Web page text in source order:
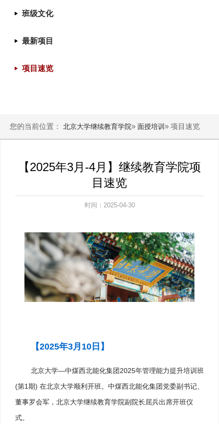
班级文化
最新项目
项目速览
您的当前位置： 北京大学继续教育学院» 面授培训» 项目速览
【2025年3月-4月】继续教育学院项
目速览
时间：2025-04-30
【2025年3月10日 】
北京大学—中煤西北能化集团2025年管理能力提升培训班
(第1期) 在北京大学顺利开班。中煤西北能化集团党委副书记、
董事罗会军，北京大学继续教育学院副院长屈兵出席开班仪
式。